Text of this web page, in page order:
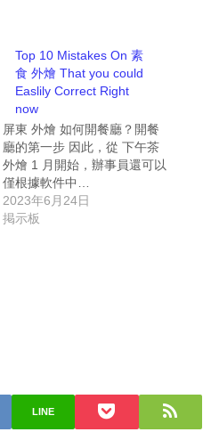
Top 10 Mistakes On 素
食 外燴 That you could
Easlily Correct Right
now
屏東 外燴 如何開餐廳？開餐
廳的第一步 因此，從 下午茶
外燴 1 月開始，辦事員還可以
僅根據軟件中…
2023年6月24日
掲示板
LINE